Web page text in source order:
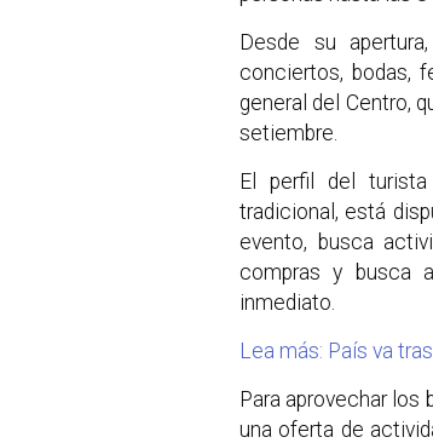
Desde su
conciertos, bodas,
general del Centro,
setiembre.
El perfil del
tradicional, está
evento, busca
compras y busca
inmediato.
Lea más: País va
Para aprovechar
una oferta de